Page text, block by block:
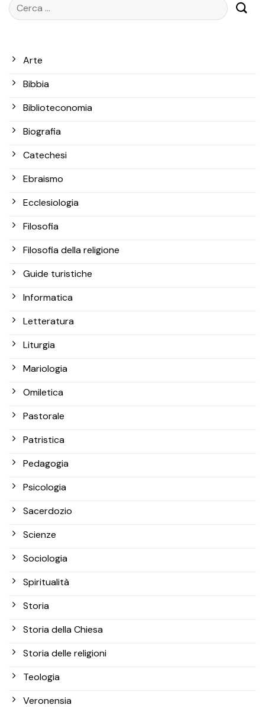
Arte
Bibbia
Biblioteconomia
Biografia
Catechesi
Ebraismo
Ecclesiologia
Filosofia
Filosofia della religione
Guide turistiche
Informatica
Letteratura
Liturgia
Mariologia
Omiletica
Pastorale
Patristica
Pedagogia
Psicologia
Sacerdozio
Scienze
Sociologia
Spiritualità
Storia
Storia della Chiesa
Storia delle religioni
Teologia
Veronensia